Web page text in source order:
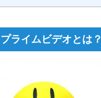
ライムビデオとは？